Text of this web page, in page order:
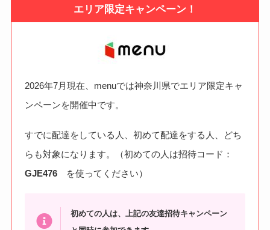
エリア限定キャンペーン！
2026年7月現在、menuでは神奈川県でエリア限定キャ
ンペーンを開催中です。
すでに配達をしている人、初めて配達をする人、どち
らも対象になります。（初めての人は招待コード：
GJE476 を使ってください）
初めての人は、上記の友達招待キャンペーン